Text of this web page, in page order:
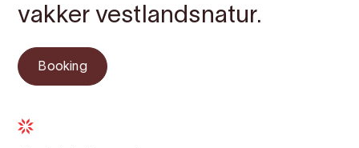
vakker vestlandsnatur.
Booking